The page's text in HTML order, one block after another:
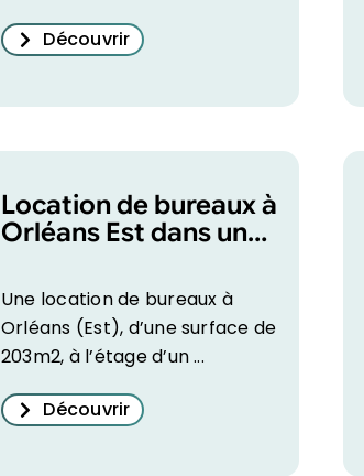
Découvrir
Location de bureaux à
Orléans Est dans un
Une location de bureaux à
Orléans (Est), d’une surface de
203m2, à l’étage d’un ...
Découvrir